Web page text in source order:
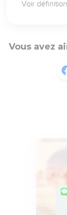
Voir définition
Vous avez